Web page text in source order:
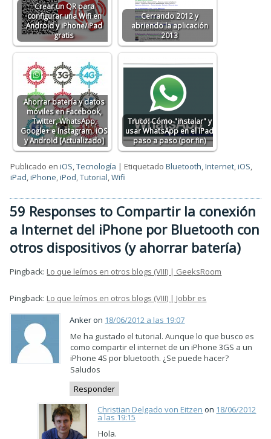
Crear un QR para
configurar una Wifi en
Android y iPhone/iPad
gratis
Cerrando 2012 y
abriendo la aplicación
2013
Ahorrar batería y datos
móviles en Facebook,
Twitter, WhatsApp,
Google+ e Instagram. iOS
y Android [Actualizado]
Truco: Cómo "instalar" y
usar WhatsApp en el iPad
paso a paso (por fin)
Publicado en iOS ,Tecnología |Etiquetado Bluetooth ,Internet ,iOS
iPad ,iPhone ,iPod ,Tutorial ,Wifi
59 Responses to Compartir la conexión
a Internet del iPhone por Bluetooth con
otros dispositivos (y ahorrar batería)
Pingback: Lo que leímos en otros blogs (VIII) | GeeksRoom
Pingback: Lo que leímos en otros blogs (VIII) | Jobbr es
Anker on 18/06/2012 a las 19:07
Me ha gustado el tutorial. Aunque lo que busco es
como compartir el internet de un iPhone 3GS a un
iPhone 4S por bluetooth. ¿Se puede hacer?
Saludos
Responder
Christian Delgado von Eitzen on 18/06/2012
a las 19:15
Hola.